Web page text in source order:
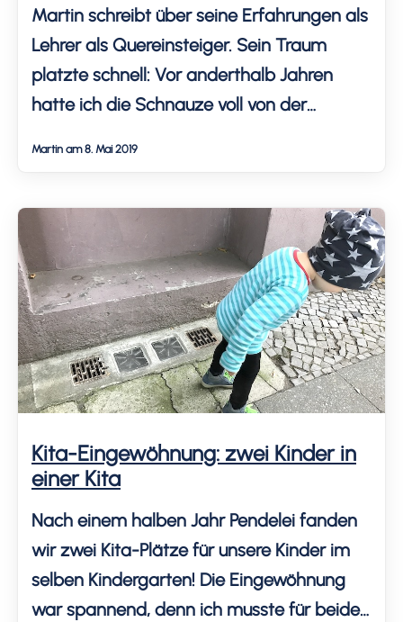
Martin schreibt über seine Erfahrungen als
Lehrer als Quereinsteiger. Sein Traum
platzte schnell: Vor anderthalb Jahren
hatte ich die Schnauze voll von der
schwer, einfach mal so den Job zu
wechseln, überall braucht man Zertifikate,
Abschlüsse und […]
Martin am 8. Mai 2019
Kita-Eingewöhnung: zwei Kinder in
einer Kita
Nach einem halben Jahr Pendelei fanden
wir zwei Kita-Plätze für unsere Kinder im
selben Kindergarten! Die Eingewöhnung
war spannend, denn ich musste für beide